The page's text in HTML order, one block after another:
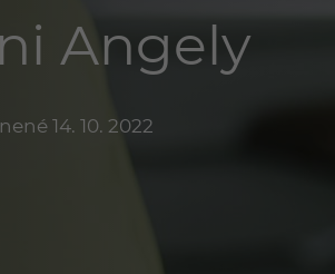
Angely
14. 10. 2022